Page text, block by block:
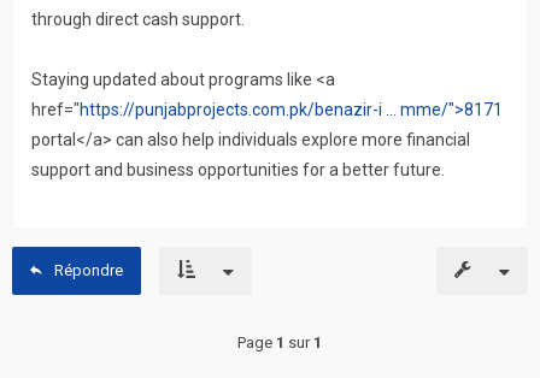
through direct cash support.
Staying updated about programs like <a
href="https://punjabprojects.com.pk/benazir-i ... mme/">8171
portal</a> can also help individuals explore more financial
support and business opportunities for a better future.
Répondre
Page 1 sur 1